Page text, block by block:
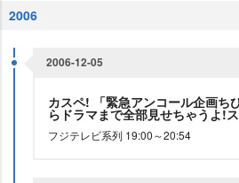
2006
2006-12-05
カスペ! 「緊急アンコール企画ち
らドラマまで全部見せちゃうよ!
フジテレビ系列 19:00～20:54